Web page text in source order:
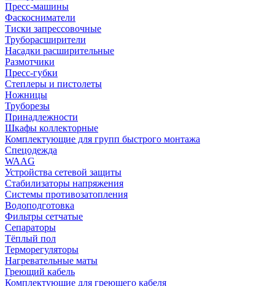
Пресс-машины
Фаскосниматели
Тиски запрессовочные
Труборасширители
Насадки расширительные
Размотчики
Пресс-губки
Степлеры и пистолеты
Ножницы
Труборезы
Принадлежности
Шкафы коллекторные
Комплектующие для групп быстрого монтажа
Спецодежда
WAAG
Устройства сетевой защиты
Стабилизаторы напряжения
Системы противозатопления
Водоподготовка
Фильтры сетчатые
Сепараторы
Тёплый пол
Терморегуляторы
Нагревательные маты
Греющий кабель
Комплектующие для греющего кабеля